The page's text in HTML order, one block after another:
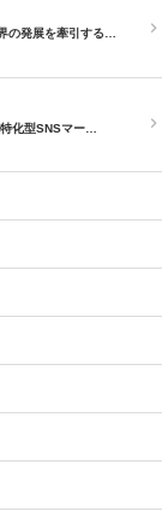
の発展を牽引する…
化型SNSマー…